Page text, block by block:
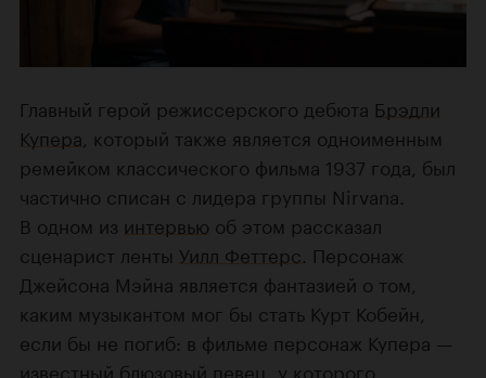
Главный герой режиссерского дебюта Брэдли
Купера, который также является одноименным
ремейком классического фильма 1937 года, был
частично списан с лидера группы Nirvana.
В одном из интервью об этом рассказал
сценарист ленты Уилл Феттерс. Персонаж
Джейсона Мэйна является фантазией о том,
каким музыкантом мог бы стать Курт Кобейн,
если бы не погиб: в фильме персонаж Купера —
известный блюзовый певец, у которого